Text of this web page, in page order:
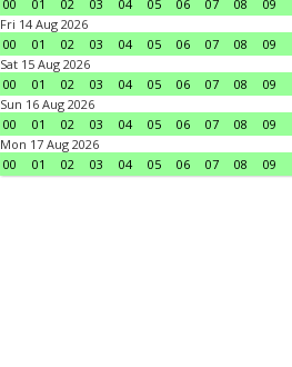
00
01 02 03 04 05 06 07 08 09
Fri 14 Aug 2026
00
01 02 03 04 05 06 07 08 09
Sat 15 Aug 2026
00
01 02 03 04 05 06 07 08 09
Sun 16 Aug 2026
00
01 02 03 04 05 06 07 08 09
Mon 17 Aug 2026
00
01 02 03 04 05 06 07 08 09